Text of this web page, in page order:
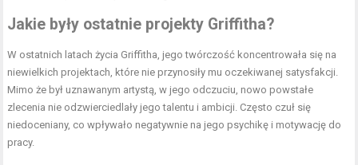
Jakie były ostatnie projekty Griffitha?
W ostatnich latach życia Griffitha, jego twórczość koncentrowała się na
niewielkich projektach, które nie przynosiły mu oczekiwanej satysfakcji.
Mimo że był uznawanym artystą, w jego odczuciu, nowo powstałe
zlecenia nie odzwierciedlały jego talentu i ambicji. Często czuł się
niedoceniany, co wpływało negatywnie na jego psychikę i motywację do
pracy.